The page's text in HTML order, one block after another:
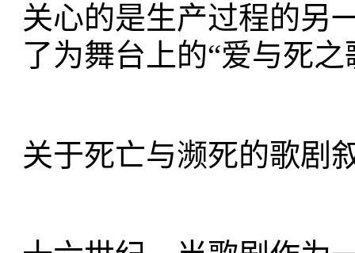
关心的是生产过程的另
了为舞台上的“爱与死之
关于死亡与濒死的歌剧